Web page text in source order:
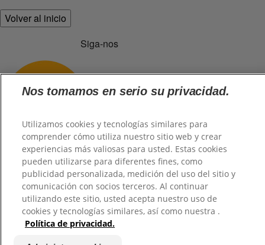
Volver al inicio
Siga-nos
@2026 TuHogar. Todos los derechos reservados.
Nos tomamos en serio su privacidad.
Utilizamos cookies y tecnologías similares para
comprender cómo utiliza nuestro sitio web y crear
experiencias más valiosas para usted. Estas cookies
pueden utilizarse para diferentes fines, como
publicidad personalizada, medición del uso del sitio y
comunicación con socios terceros. Al continuar
utilizando este sitio, usted acepta nuestro uso de
cookies y tecnologías similares, así como nuestra .
Política de privacidad.